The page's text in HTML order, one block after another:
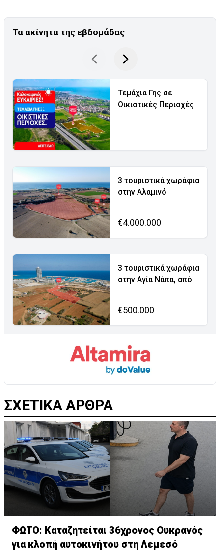
Τα ακίνητα της εβδομάδας
Τεμάχια Γης σε
Οικιστικές Περιοχές
3 τουριστικά χωράφια
στην Αλαμινό
€4.000.000
3 τουριστικά χωράφια
στην Αγία Νάπα, από
€500.000
ΣΧΕΤΙΚΑ ΑΡΘΡΑ
ΦΩΤΟ: Καταζητείται 36χρονος Ουκρανός
για κλοπή αυτοκινήτου στη Λεμεσό